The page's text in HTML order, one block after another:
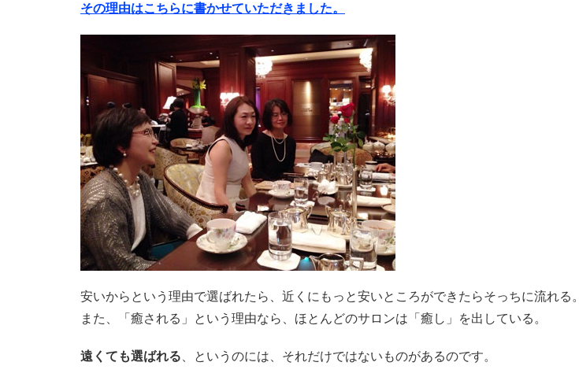
その理由はこちらに書かせていただきました。
安いからという理由で選ばれたら、近くにもっと安いところができたらそっちに流れる。
また、「癒される」という理由なら、ほとんどのサロンは「癒し」を出している。
遠くても選ばれる 、というのには、それだけではないものがあるのです。